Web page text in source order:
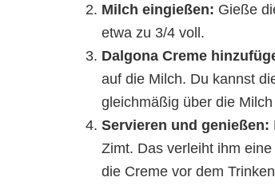
Milch eingießen: Gieße
etwa zu 3/4 voll.
Dalgona Creme
auf die Milch. Du kannst
gleichmäßig über die
Servieren und genießen:
Zimt. Das verleiht ihm
die Creme vor dem